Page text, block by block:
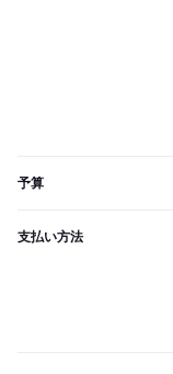
予算
支払い方法